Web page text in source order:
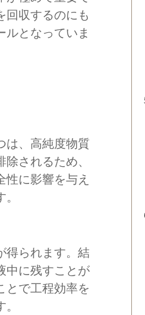
回収するのにも
ルとなっていま
は、高純度物質
されるため、
に影響を与え
得られます。結
中に残すことが
とで工程効率を